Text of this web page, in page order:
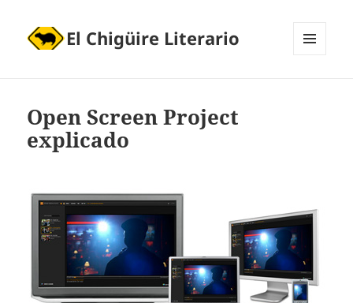
El Chigüire Literario
Open Screen Project
explicado